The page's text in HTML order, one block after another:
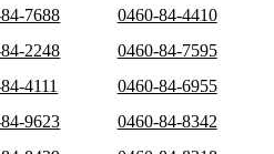
7688
0460-84-4410
2248
0460-84-7595
4111
0460-84-6955
9623
0460-84-8342